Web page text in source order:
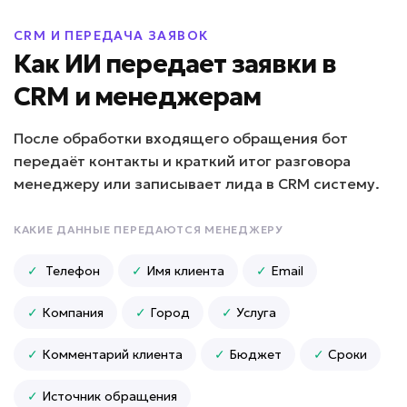
Подробней
Срок реализации от 10 дней
от 89 000 ₽ под ключ
филиалов
компанию
• До +30% скорости запуска новых точек
CRM И ПЕРЕДАЧА ЗАЯВОК
Как ИИ передает заявки в
CRM и менеджерам
После обработки входящего обращения бот
передаёт контакты и краткий итог разговора
менеджеру или записывает лида в CRM систему.
КАКИЕ ДАННЫЕ ПЕРЕДАЮТСЯ МЕНЕДЖЕРУ
✓ Телефон ✓ Имя клиента ✓ Email
✓ Компания ✓ Город ✓ Услуга
✓ Комментарий клиента ✓ Бюджет ✓ Сроки
✓ Источник обращения